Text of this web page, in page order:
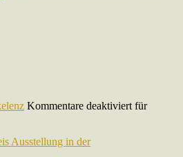
Kommentare deaktiviert für